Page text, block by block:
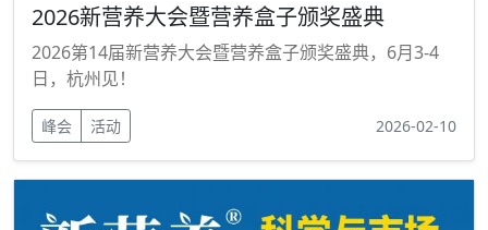
2026新营养大会暨营养盒子颁奖盛典
2026第14届新营养大会暨营养盒子颁奖盛典，6月3-4
日，杭州见！
峰会 活动 2026-02-10